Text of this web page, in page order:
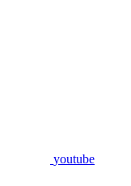
youtube